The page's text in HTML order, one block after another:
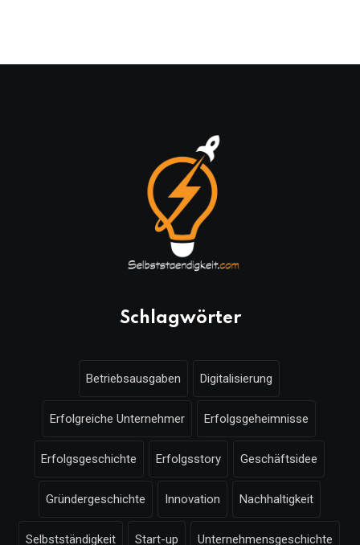
Schlagwörter
Betriebsausgaben Digitalisierung
Erfolgreiche Unternehmer Erfolgsgeheimnisse
Erfolgsgeschichte Erfolgsstory Geschäftsidee
Gründergeschichte Innovation Nachhaltigkeit
Selbstständigkeit Start-up Unternehmensgeschichte